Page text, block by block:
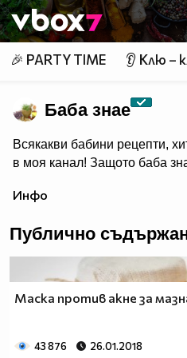
Member of
👾
🎉 PARTY TIME 👂 Клю –
Баба знае
Всякакви бабини рецепти,
в моя канал! Защото баба
Инфо
Публично
Маска против акне за
43 876 26.01.2018